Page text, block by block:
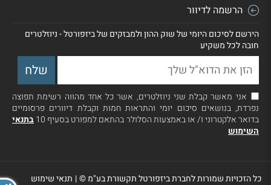
הרשמה לדיוור
הירשם לסיכום היומי של שוק ההון ולמבזקים של ביזפורטל - ניוזלטרים
חובה לכל משקיע
אני מאשר קבלת שני ניוזלטרים, אשר כל אחד מהווה רשימת תפוצה
נפרדת, בנושאים סיכום יומי והתראות חמות וקבלת דיוורים פרסומיים
בדואר אלקטרוני ו/ או באמצעות הסלולר בהתאם למפורט בסעיף 10
בתנאי
השימוש
כל הזכויות שמורות לחברת ביזפורטל תקשורת בע"מ ©| תנאי שימוש